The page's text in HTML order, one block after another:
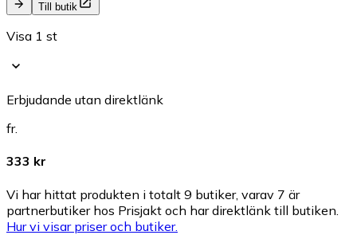
Till butik
Visa 1 st
Erbjudande utan direktlänk
fr.
333 kr
Vi har hittat produkten i totalt 9 butiker, varav 7 är
partnerbutiker hos Prisjakt och har direktlänk till butiken.
Hur vi visar priser och butiker.